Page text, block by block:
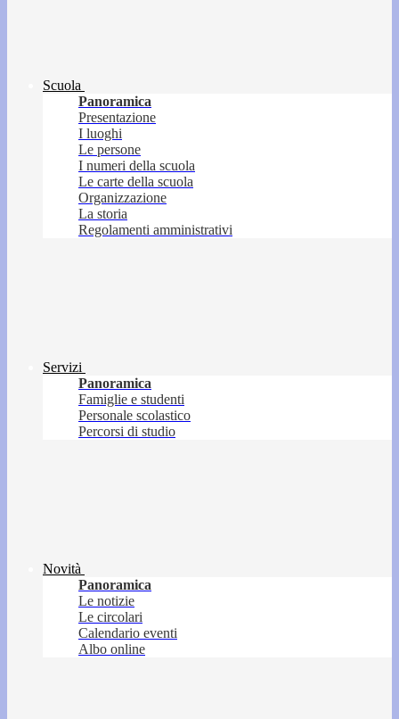
Scuola
Panoramica
Presentazione
I luoghi
Le persone
I numeri della scuola
Le carte della scuola
Organizzazione
La storia
Regolamenti amministrativi
Servizi
Panoramica
Famiglie e studenti
Personale scolastico
Percorsi di studio
Novità
Panoramica
Le notizie
Le circolari
Calendario eventi
Albo online